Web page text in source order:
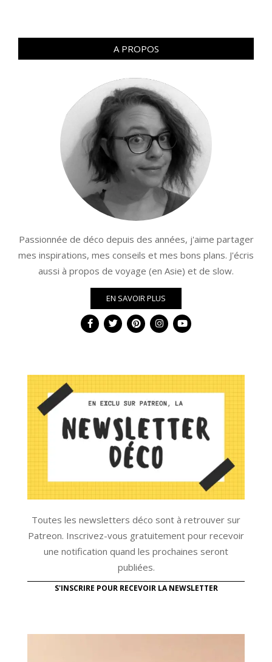
A PROPOS
Passionnée de déco depuis des années, j'aime partager
mes inspirations, mes conseils et mes bons plans. J'écris
aussi à propos de voyage (en Asie) et de slow.
EN SAVOIR PLUS
Toutes les newsletters déco sont à retrouver sur
Patreon. Inscrivez-vous gratuitement pour recevoir
une notification quand les prochaines seront
publiées.
S'INSCRIRE POUR RECEVOIR LA NEWSLETTER